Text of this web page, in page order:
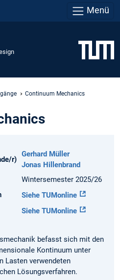
Menü
Continuum Mechanics
r)
Gerhard Müller
Jonas Hillenbrand
Wintersemester 2025/26
Siehe TUMonline
Siehe TUMonline
befasst sich mit den
Kontinuum unter
Lasten verwendeten
Lösungsverfahren.